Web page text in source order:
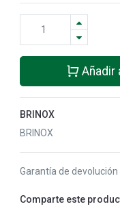
Añadir
BRINOX
BRINOX
Garantía de
Comparte este